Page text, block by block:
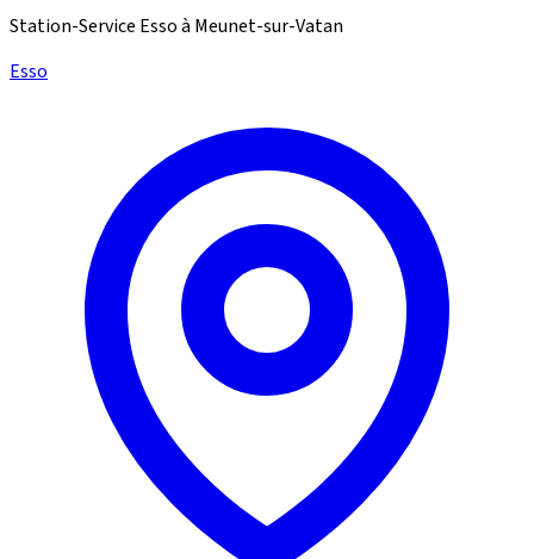
Station-Service Esso à Meunet-sur-Vatan
Esso